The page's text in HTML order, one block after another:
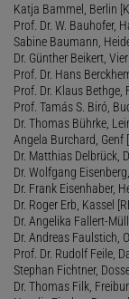
Katja Bammel, Berlin
Prof. Dr. W. Bauhofer,
Sabine Baumann,
Dr. Günther Beikert,
Prof. Dr. Hans
Prof. Dr. Klaus Bethge,
Prof. Tamás S. Biró,
Dr. Thomas Bührke,
Angela Burchard, Genf
Dr. Matthias Delbrück,
Dr. Wolfgang
Dr. Frank Eisenhaber,
Dr. Roger Erb, Kassel
Dr. Angelika Fallert-
Dr. Andreas Faulstich,
Prof. Dr. Rudolf Feile,
Stephan Fichtner,
Dr. Thomas Filk,